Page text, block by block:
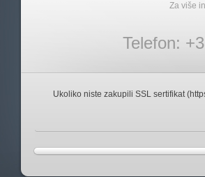
Za više
Telefon:
Ukoliko niste zakupili SSL sertifikat